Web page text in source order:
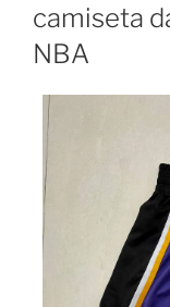
camiseta
NBA